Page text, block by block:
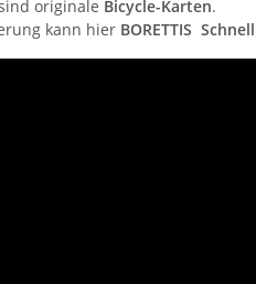
originale Bicycle-Karten.
kann hier BORETTIS